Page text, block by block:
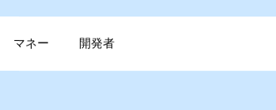
マネー 開発者